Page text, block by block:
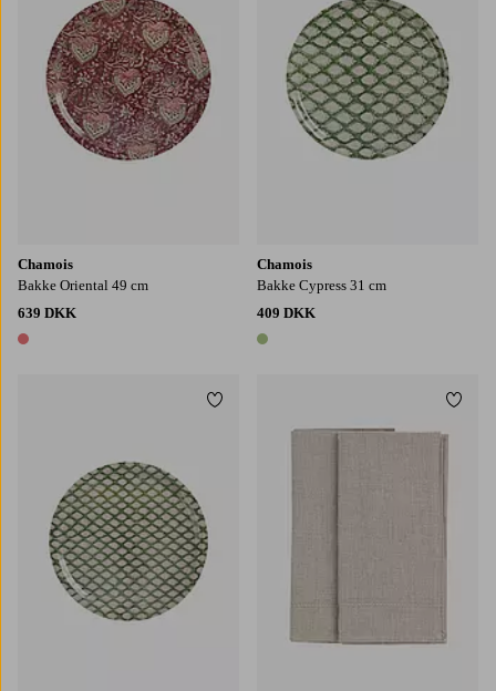
Chamois
Bakke Oriental 49 cm
639 DKK
1 farve
Chamois
Bakke Cypress 31 cm
409 DKK
1 farve
Tilføj til favoritter